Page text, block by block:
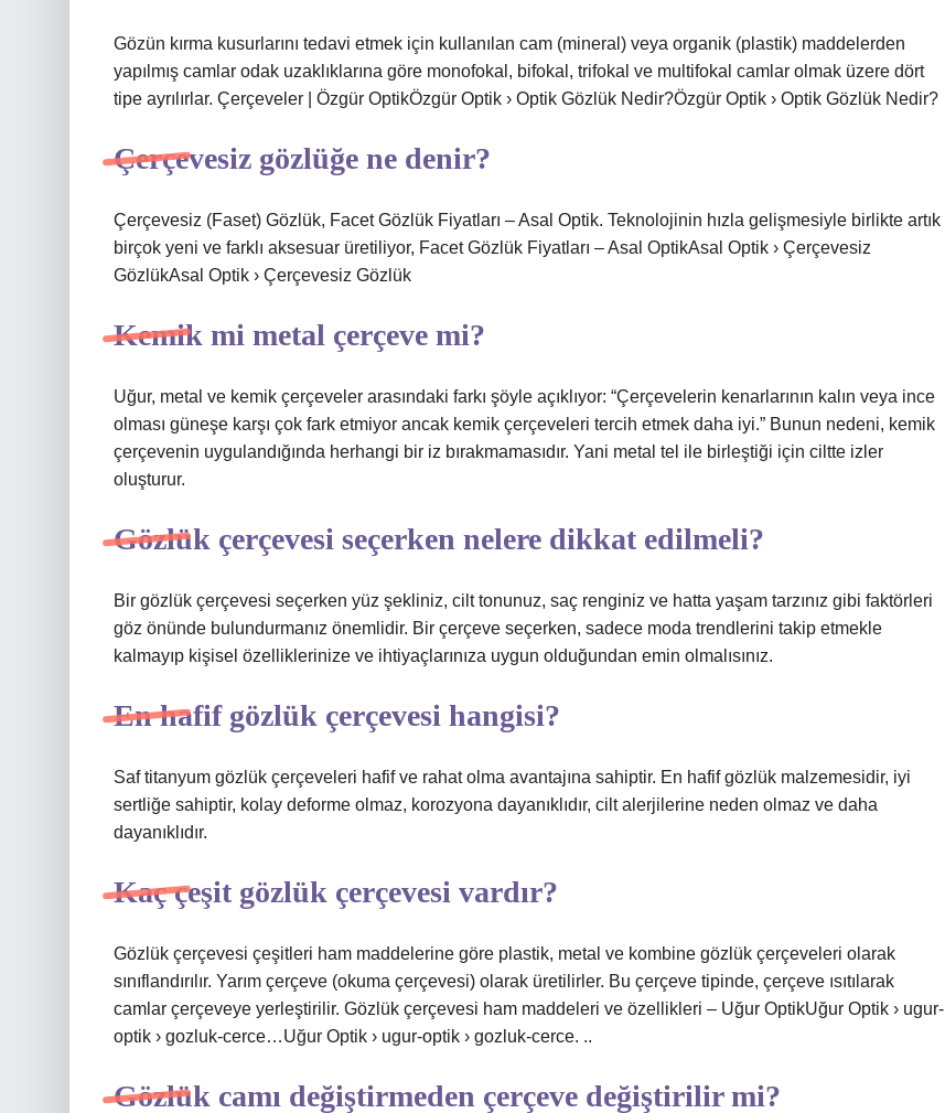
Gözün kırma kusurlarını tedavi etmek için kullanılan cam (mineral) veya organik (plastik) maddelerden
yapılmış camlar odak uzaklıklarına göre monofokal, bifokal, trifokal ve multifokal camlar olmak üzere dört
tipe ayrılırlar. Çerçeveler | Özgür OptikÖzgür Optik › Optik Gözlük Nedir?Özgür Optik › Optik Gözlük Nedir?
Çerçevesiz gözlüğe ne denir?
Çerçevesiz (Faset) Gözlük, Facet Gözlük Fiyatları – Asal Optik. Teknolojinin hızla gelişmesiyle birlikte artık
birçok yeni ve farklı aksesuar üretiliyor, Facet Gözlük Fiyatları – Asal OptikAsal Optik › Çerçevesiz
GözlükAsal Optik › Çerçevesiz Gözlük
Kemik mi metal çerçeve mi?
Uğur, metal ve kemik çerçeveler arasındaki farkı şöyle açıklıyor: “Çerçevelerin kenarlarının kalın veya ince
olması güneşe karşı çok fark etmiyor ancak kemik çerçeveleri tercih etmek daha iyi.” Bunun nedeni, kemik
çerçevenin uygulandığında herhangi bir iz bırakmamasıdır. Yani metal tel ile birleştiği için ciltte izler
oluşturur.
Gözlük çerçevesi seçerken nelere dikkat edilmeli?
Bir gözlük çerçevesi seçerken yüz şekliniz, cilt tonunuz, saç renginiz ve hatta yaşam tarzınız gibi faktörleri
göz önünde bulundurmanız önemlidir. Bir çerçeve seçerken, sadece moda trendlerini takip etmekle
kalmayıp kişisel özelliklerinize ve ihtiyaçlarınıza uygun olduğundan emin olmalısınız.
En hafif gözlük çerçevesi hangisi?
Saf titanyum gözlük çerçeveleri hafif ve rahat olma avantajına sahiptir. En hafif gözlük malzemesidir, iyi
sertliğe sahiptir, kolay deforme olmaz, korozyona dayanıklıdır, cilt alerjilerine neden olmaz ve daha
dayanıklıdır.
Kaç çeşit gözlük çerçevesi vardır?
Gözlük çerçevesi çeşitleri ham maddelerine göre plastik, metal ve kombine gözlük çerçeveleri olarak
sınıflandırılır. Yarım çerçeve (okuma çerçevesi) olarak üretilirler. Bu çerçeve tipinde, çerçeve ısıtılarak
camlar çerçeveye yerleştirilir. Gözlük çerçevesi ham maddeleri ve özellikleri – Uğur OptikUğur Optik › ugur-
optik › gozluk-cerce…Uğur Optik › ugur-optik › gozluk-cerce. ..
Gözlük camı değiştirmeden çerçeve değiştirilir mi?